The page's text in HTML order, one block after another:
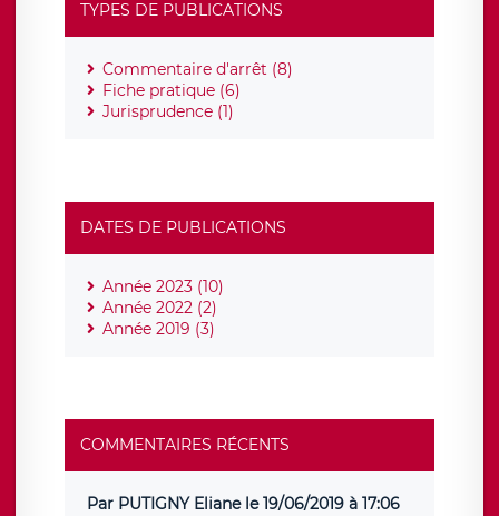
TYPES DE PUBLICATIONS
Commentaire d'arrêt (8)
Fiche pratique (6)
Jurisprudence (1)
DATES DE PUBLICATIONS
Année 2023 (10)
Année 2022 (2)
Année 2019 (3)
COMMENTAIRES RÉCENTS
Par PUTIGNY Eliane le 19/06/2019 à 17:06